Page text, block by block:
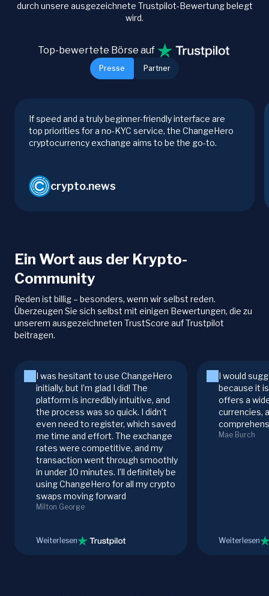
durch unsere ausgezeichnete Trustpilot-Bewertung belegt
wird.
Presse Partner
Top-bewertete Börse auf
If speed and a truly beginner-friendly interface are
top priorities for a no-KYC service, the ChangeHero
cryptocurrency exchange aims to be the go-to.
crypto.news
Ein Wort aus der Krypto-
Community
Reden ist billig – besonders, wenn wir selbst reden.
Überzeugen Sie sich selbst mit einigen Bewertungen, die zu
unserem ausgezeichneten TrustScore auf Trustpilot
beitragen.
I was hesitant to use ChangeHero
initially, but I’m glad I did! The
platform is incredibly intuitive, and
the process was so quick. I didn’t
even need to register, which saved
me time and effort. The exchange
rates were competitive, and my
transaction went through smoothly
in under 10 minutes. I’ll definitely be
using ChangeHero for all my crypto
swaps moving forward
Milton George
Weiterlesen
I would
because it
offers a
currencies,
Mae Burch
Weiterlesen